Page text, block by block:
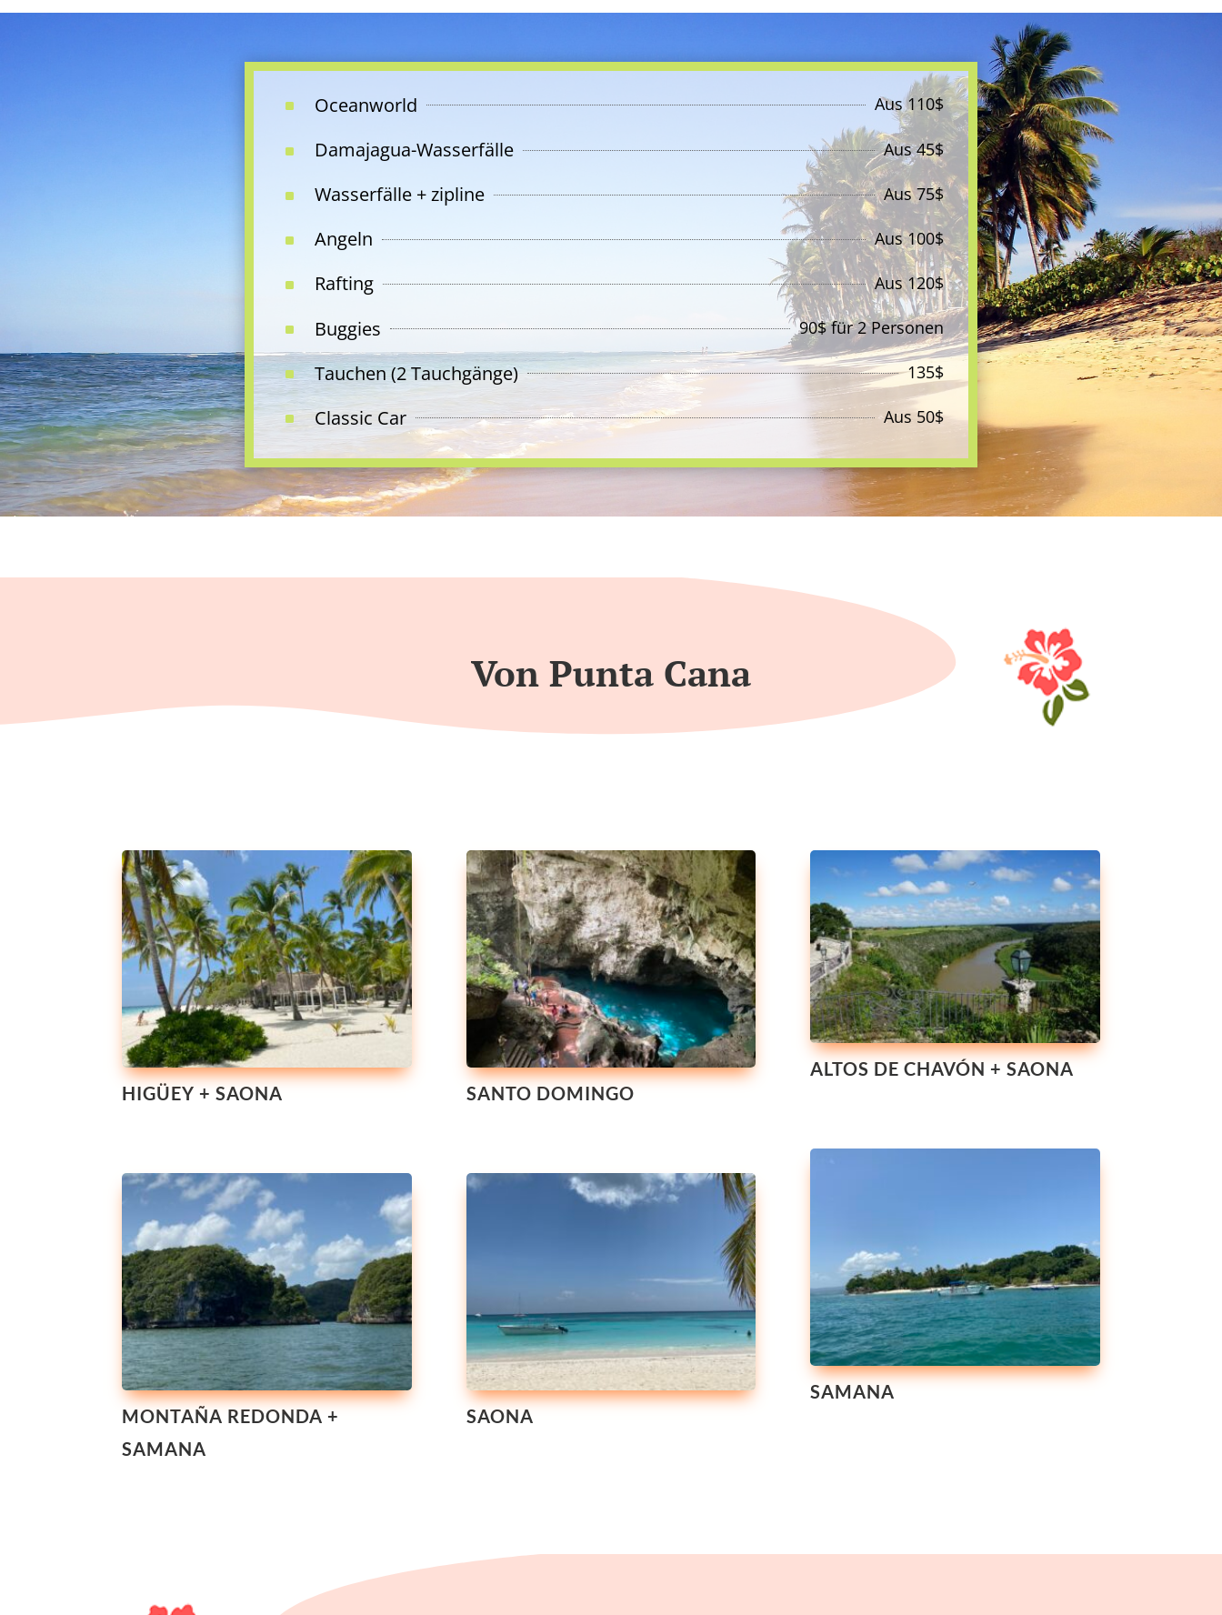
^ Oceanworld Aus110$
^ Damajagua-Wasserfälle Aus45$
^ Wasserfälle + zipline Aus75$
^ Angeln Aus100$
^ Rafting Aus120$
^ Buggies 90$ für 2 Personen
^ Tauchen (2 Tauchgänge) 135$
^ Classic Car Aus 50$
Von Punta Cana
HIGÜEY + SAONA SANTO DOMINGO
ALTOS DE CHAVÓN + SAONA
SAMANA
MONTAÑA REDONDA +
SAMANA
SAONA